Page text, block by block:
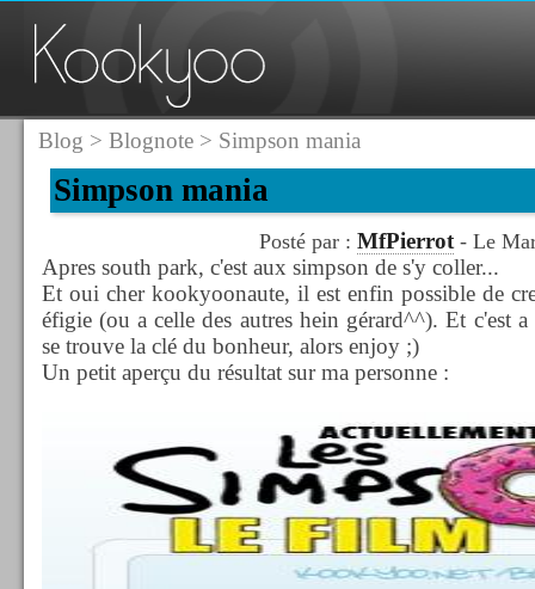
Blog > Blognote> Simpson mania
Simpson mania
Posté par : MfPierrot- Le
Apres south park, c'est aux simpson de s'y coller...
Et oui cher kookyoonaute, il est enfin possible de
éfigie (ou a celle des autres hein gérard^^). Et c'est
se trouve la clé du bonheur, alors enjoy ;)
Un petit aperçu du résultat sur ma personne :